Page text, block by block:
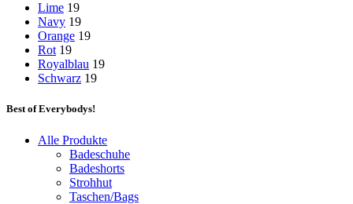
Lime 19
Navy 19
Orange 19
Rot 19
Royalblau 19
Schwarz 19
Best of Everybodys!
Alle Produkte
Badeschuhe
Badeshorts
Strohhut
Taschen/Bags